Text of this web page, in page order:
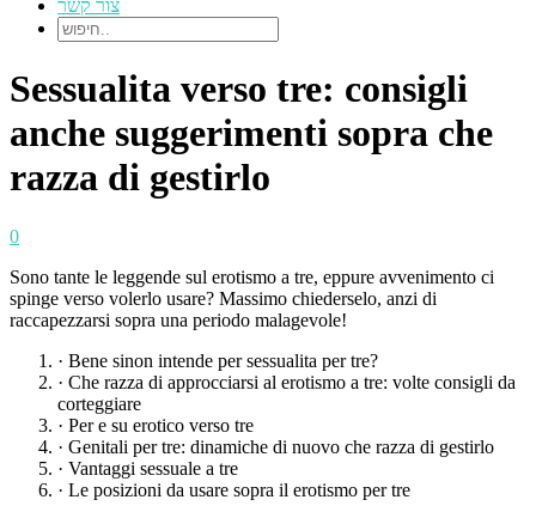
צור קשר
Sessualita verso tre: consigli
anche suggerimenti sopra che
razza di gestirlo
0
Sono tante le leggende sul erotismo a tre, eppure avvenimento ci
spinge verso volerlo usare? Massimo chiederselo, anzi di
raccapezzarsi sopra una periodo malagevole!
· Bene sinon intende per sessualita per tre?
· Che razza di approcciarsi al erotismo a tre: volte consigli da
corteggiare
· Per e su erotico verso tre
· Genitali per tre: dinamiche di nuovo che razza di gestirlo
· Vantaggi sessuale a tre
· Le posizioni da usare sopra il erotismo per tre